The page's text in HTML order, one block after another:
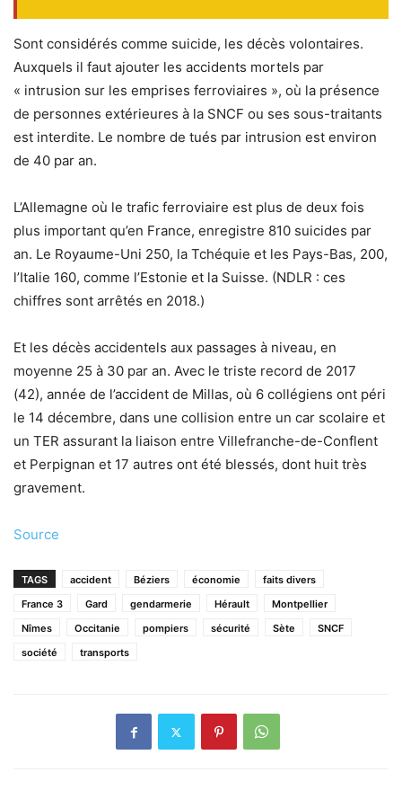
Sont considérés comme suicide, les décès volontaires.
Auxquels il faut ajouter les accidents mortels par
« intrusion sur les emprises ferroviaires », où la présence
de personnes extérieures à la SNCF ou ses sous-traitants
est interdite. Le nombre de tués par intrusion est environ
de 40 par an.
L’Allemagne où le trafic ferroviaire est plus de deux fois
plus important qu’en France, enregistre 810 suicides par
an. Le Royaume-Uni 250, la Tchéquie et les Pays-Bas, 200,
l’Italie 160, comme l’Estonie et la Suisse. (NDLR : ces
chiffres sont arrêtés en 2018.)
Et les décès accidentels aux passages à niveau, en
moyenne 25 à 30 par an. Avec le triste record de 2017
(42), année de l’accident de Millas, où 6 collégiens ont péri
le 14 décembre, dans une collision entre un car scolaire et
un TER assurant la liaison entre Villefranche-de-Conflent
et Perpignan et 17 autres ont été blessés, dont huit très
gravement.
Source
TAGS accident Béziers économie
faits divers
France 3
Gard gendarmerie Hérault
Montpellier
Nîmes
Occitanie pompiers sécurité Sète
SNCF
société
transports